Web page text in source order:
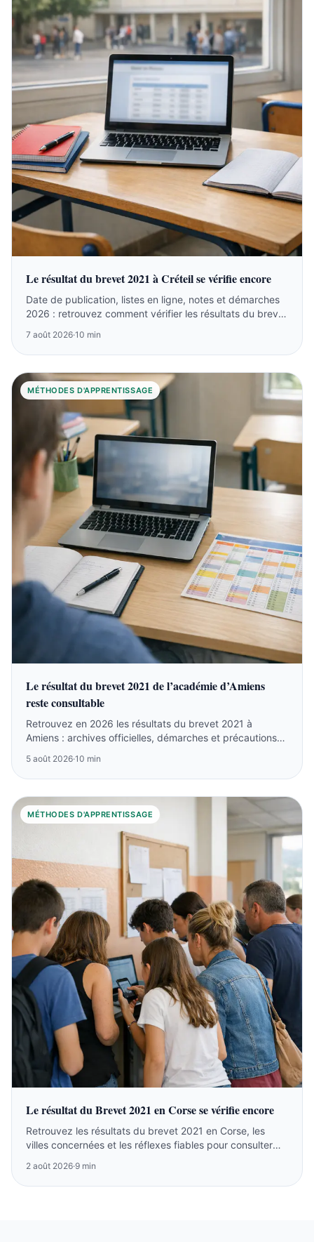
Le résultat du brevet 2021 à Créteil se vérifie encore
Date de publication, listes en ligne, notes et démarches
2026 : retrouvez comment vérifier les résultats du brevet
7 août 2026·10 min
MÉTHODES D'APPRENTISSAGE
Le résultat du brevet 2021 de l’académie d’Amiens
reste consultable
Retrouvez en 2026 les résultats du brevet 2021 à
Amiens : archives officielles, démarches et précautions
5 août 2026·10 min
MÉTHODES D'APPRENTISSAGE
Le résultat du Brevet 2021 en Corse se vérifie encore
Retrouvez les résultats du brevet 2021 en Corse, les
villes concernées et les réflexes fiables pour consulter
2 août 2026·9 min